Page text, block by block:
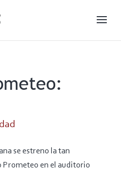
se estreno la tan
Prometeo en el auditorio